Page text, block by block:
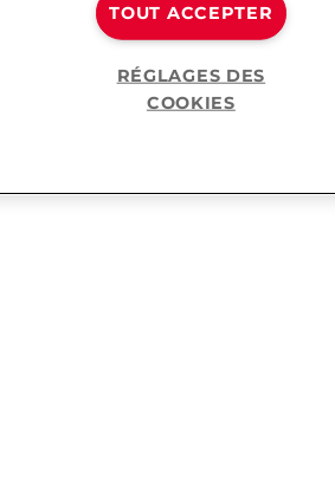
TOUT ACCEPTER
RÉGLAGES DES
COOKIES